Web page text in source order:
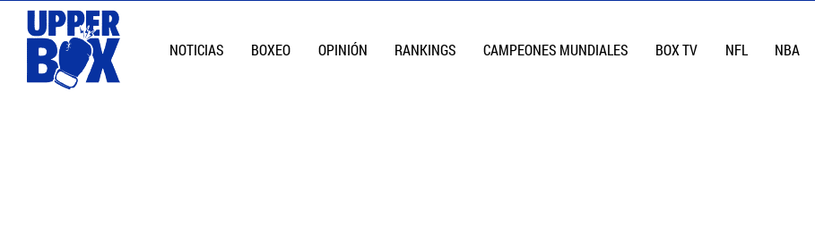
NOTICIAS BOXEO OPINIÓN RANKINGS CAMPEONES MUNDIALES BOX TV NFL NBA